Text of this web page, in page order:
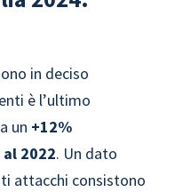
in deciso
è l’ultimo
un +12%
2022. Un dato
attacchi consistono